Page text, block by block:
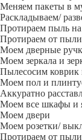
Меняем пакеты в
Раскладываем/
Протираем пыль
Протираем от
Моем дверные
Моем зеркала и
Пылесосим коврик
Моем пол и
Аккуратно
Моем все шкафы и
Моем двери
Моем розетки/
Протираем от